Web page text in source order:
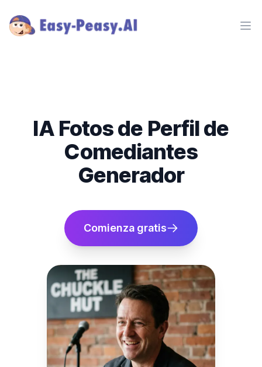
IA Fotos de Perfil de
Comediantes
Generador
Comienza gratis